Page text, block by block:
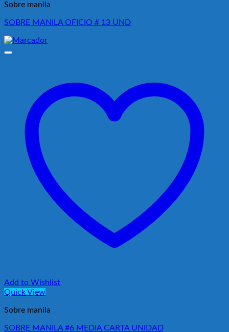
Sobre manila
SOBRE MANILA OFICIO # 13 UND
Add to Wishlist
Quick View
Sobre manila
SOBRE MANILA #6 MEDIA CARTA UNIDAD